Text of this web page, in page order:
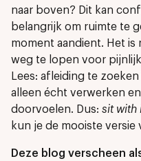
naar boven? Dit kan
belangrijk om ruimte te
moment aandient. Het is
weg te lopen voor
Lees: afleiding te
alleen écht verwerken
doorvoelen. Dus: sit with
kun je de mooiste versie
Deze blog verscheen